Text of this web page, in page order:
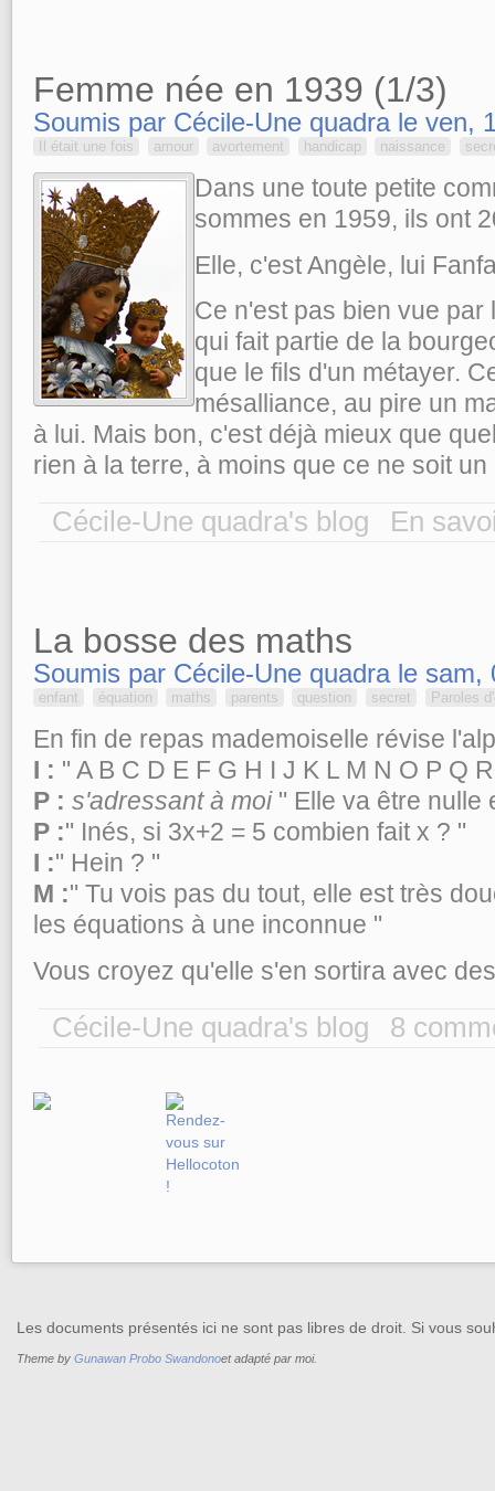
Femme née en 1939 (1/3)
Soumis par Cécile-Une quadra le ven,
Il était une fois amour avortement handicap naissance
Dans une toute petite
sommes en 1959, ils ont
Elle, c'est Angèle, lui
Ce n'est pas bien vue par
qui fait partie de la
que le fils d'un métayer.
mésalliance, au pire un
à lui. Mais bon, c'est déjà mieux que
rien à la terre, à moins que ce ne soit
Cécile-Une quadra's blog En
La bosse des maths
Soumis par Cécile-Une quadra le sam,
enfant équation maths parents question secret Paroles
En fin de repas mademoiselle révise
I : " A B C D E F G H I J K L M N O P Q
P : s'adressant à moi " Elle va être nulle
P :" Inés, si 3x+2 = 5 combien fait x ? "
I :" Hein ? "
M :" Tu vois pas du tout, elle est très
les équations à une inconnue "
Vous croyez qu'elle s'en sortira avec
Cécile-Une quadra's blog 8
Les documents présentés ici ne sont pas libres de droit. Si vous
Theme by Gunawan Probo Swandonoet adapté par moi.